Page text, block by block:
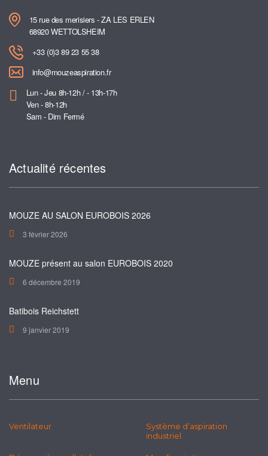
15 rue des merisiers - ZA LES ERLEN
68920 WETTOLSHEIM
+33 (0)3 89 23 55 38
info@mouzeaspiration.fr
Lun - Jeu 8h-12h / - 13h-17h
Ven - 8h-12h
Sam - Dim Fermé
Actualité récentes
MOUZE AU SALON EUROBOIS 2026
3 février 2026
MOUZE présent au salon EUROBOIS 2020
6 décembre 2019
Batibois Reichstett
9 janvier 2019
Menu
Ventilateur
Système d’aspiration
industriel